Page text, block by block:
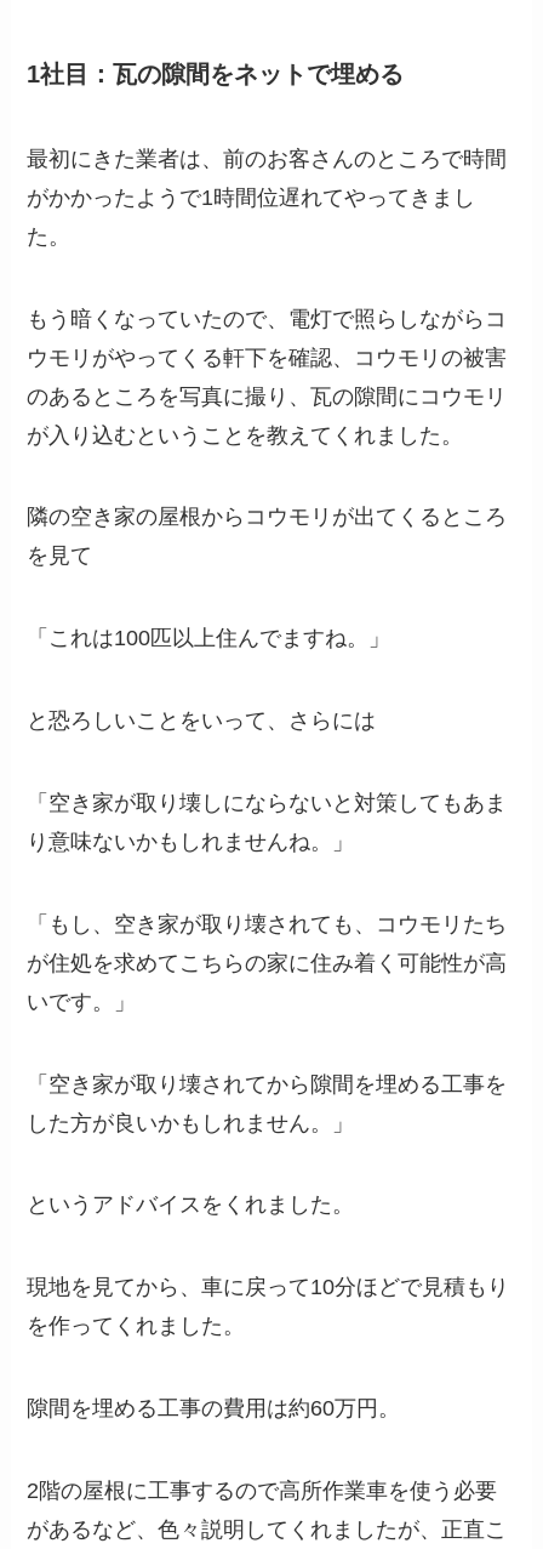
1社目：瓦の隙間をネットで埋める
最初にきた業者は、前のお客さんのところで時間
がかかったようで1時間位遅れてやってきまし
た。
もう暗くなっていたので、電灯で照らしながらコ
ウモリがやってくる軒下を確認、コウモリの被害
のあるところを写真に撮り、瓦の隙間にコウモリ
が入り込むということを教えてくれました。
隣の空き家の屋根からコウモリが出てくるところ
を見て
「これは100匹以上住んでますね。」
と恐ろしいことをいって、さらには
「空き家が取り壊しにならないと対策してもあま
り意味ないかもしれませんね。」
「もし、空き家が取り壊されても、コウモリたち
が住処を求めてこちらの家に住み着く可能性が高
いです。」
「空き家が取り壊されてから隙間を埋める工事を
した方が良いかもしれません。」
というアドバイスをくれました。
現地を見てから、車に戻って10分ほどで見積もり
を作ってくれました。
隙間を埋める工事の費用は約60万円。
2階の屋根に工事するので高所作業車を使う必要
があるなど、色々説明してくれましたが、正直こ